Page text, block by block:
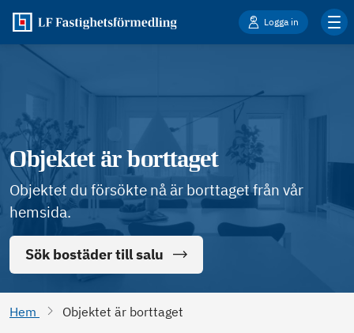
Logga in
Objektet är borttaget
Objektet du försökte nå är borttaget från vår
hemsida.
Sök bostäder till salu
Hem Objektet är borttaget